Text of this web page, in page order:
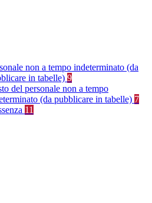
non a tempo indeterminato (da
in tabelle) 9
del personale non a tempo
(da pubblicare in tabelle) 7
11